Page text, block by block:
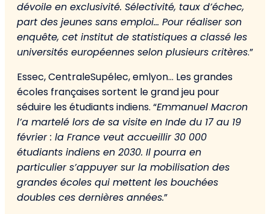
dévoile en exclusivité. Sélectivité, taux d’échec,
part des jeunes sans emploi… Pour réaliser son
enquête, cet institut de statistiques a classé les
universités européennes selon plusieurs critères.”
Essec, CentraleSupélec, emlyon… Les grandes
écoles françaises sortent le grand jeu pour
séduire les étudiants indiens. “Emmanuel Macron
l’a martelé lors de sa visite en Inde du 17 au 19
février : la France veut accueillir 30 000
étudiants indiens en 2030. Il pourra en
particulier s’appuyer sur la mobilisation des
grandes écoles qui mettent les bouchées
doubles ces dernières années.”